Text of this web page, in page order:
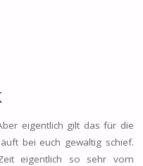
eigentlich gilt das für die
bei euch gewaltig schief.
eigentlich so sehr vom